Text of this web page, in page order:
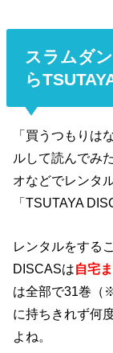
スラムダ
ら
「買うつもりは
ルして読んでみ
オなどでレンタ
「TSUTAYA
レンタルをする
DISCASは自宅
は全部で31巻（
に持ちきれず何
よね。